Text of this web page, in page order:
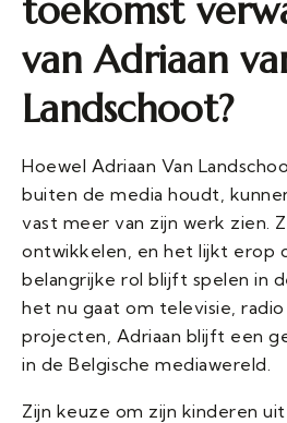
toekomst
van Adriaan
Landschoot?
Hoewel Adriaan Van
buiten de media houdt,
vast meer van zijn werk zien.
ontwikkelen, en het lijkt erop
belangrijke rol blijft spelen in
het nu gaat om televisie,
projecten, Adriaan blijft een
in de Belgische mediawereld.
Zijn keuze om zijn kinderen